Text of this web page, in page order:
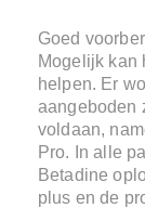
Goed
Mogelijk kan
helpen. Er
aangeboden
voldaan,
Pro. In alle
Betadine
plus en de